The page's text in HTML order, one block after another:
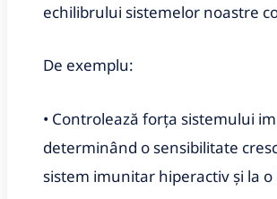
echilibrului sistemelor noastre
De exemplu:
• Controlează forța sistemului
determinând o sensibilitate
sistem imunitar hiperactiv și la